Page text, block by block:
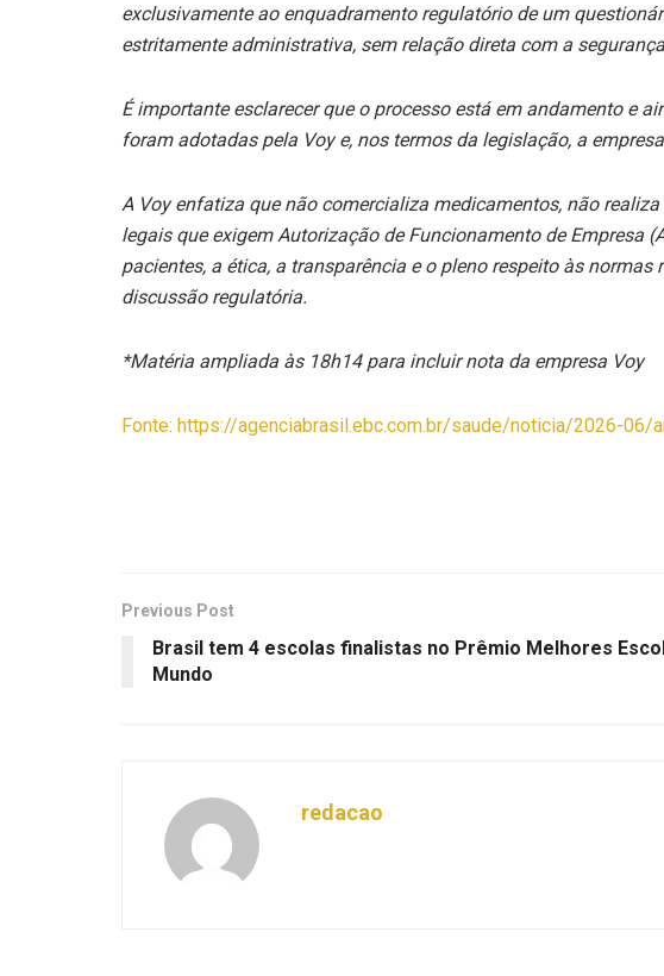
exclusivamente ao enquadramento regulatório de um
estritamente administrativa, sem relação direta com a
É importante esclarecer que o processo está em andamento e
foram adotadas pela Voy e, nos termos da legislação, a
A Voy enfatiza que não comercializa medicamentos, não
legais que exigem Autorização de Funcionamento de Empresa
pacientes, a ética, a transparência e o pleno respeito às
discussão regulatória.
*Matéria ampliada às 18h14 para incluir nota da empresa Voy
Fonte: https://agenciabrasil.ebc.com.br/saude/noticia/2026-
Previous Post
Brasil tem 4 escolas finalistas no Prêmio Melhores
Mundo
redacao